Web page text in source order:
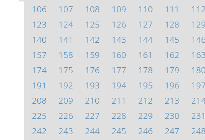
106
107 108 109 110 111 112
123
124 125 126 127 128 129
140
141 142 143 144 145 146
157
158 159 160 161 162 163
174
175 176 177 178 179 180
191
192 193 194 195 196 197
208
209 210 211 212 213
225
226 227 228 229 230 231
242
243 244 245 246 247 248